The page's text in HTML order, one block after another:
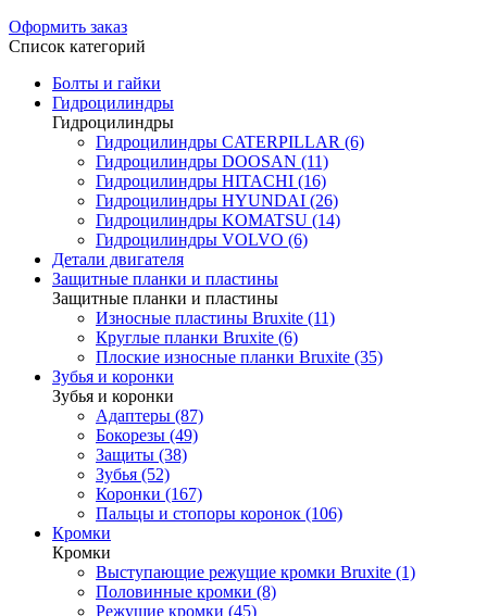
Оформить заказ
Список категорий
Болты и гайки
Гидроцилиндры
Гидроцилиндры
Гидроцилиндры CATERPILLAR (6)
Гидроцилиндры DOOSAN (11)
Гидроцилиндры HITACHI (16)
Гидроцилиндры HYUNDAI (26)
Гидроцилиндры KOMATSU (14)
Гидроцилиндры VOLVO (6)
Детали двигателя
Защитные планки и пластины
Защитные планки и пластины
Износные пластины Bruxite (11)
Круглые планки Bruxite (6)
Плоские износные планки Bruxite (35)
Зубья и коронки
Зубья и коронки
Адаптеры (87)
Бокорезы (49)
Защиты (38)
Зубья (52)
Коронки (167)
Пальцы и стопоры коронок (106)
Кромки
Кромки
Выступающие режущие кромки Bruxite (1)
Половинные кромки (8)
Режущие кромки (45)